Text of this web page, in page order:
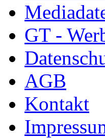
GT -
AGB
Kontakt